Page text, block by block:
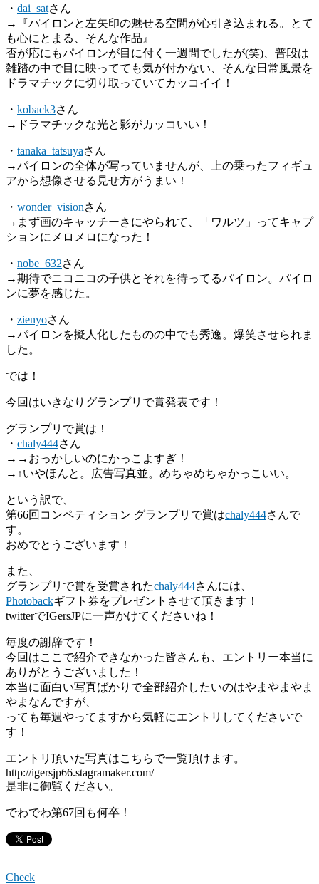
・ dai_satさん
→『パイロンと左矢印の魅せる空間が心引き込まれる。とて
も心にとまる、そんな作品』
否が応にもパイロンが目に付く一週間でしたが(笑)、普段は
雑踏の中で目に映ってても気が付かない、そんな日常風景を
ドラマチックに切り取っていてカッコイイ！
・ koback3さん
→ドラマチックな光と影がカッコいい！
・ tanaka_tatsuyaさん
→パイロンの全体が写っていませんが、上の乗ったフィギュ
アから想像させる見せ方がうまい！
・ wonder_visionさん
→まず画のキャッチーさにやられて、「ワルツ」ってキャプ
ションにメロメロになった！
・ nobe_632さん
→期待でニコニコの子供とそれを待ってるパイロン。パイロ
ンに夢を感じた。
・ zienyoさん
→パイロンを擬人化したものの中でも秀逸。爆笑させられま
した。
では！
今回はいきなりグランプリで賞発表です！
グランプリで賞は！
・ chaly444さん
→→おっかしいのにかっこよすぎ！
→↑いやほんと。広告写真並。めちゃめちゃかっこいい。
という訳で、
第66回コンペティション グランプリで賞はchaly444さんで
す。
おめでとうございます！
また、
グランプリで賞を受賞されたchaly444さんには、
Photobackギフト券をプレゼントさせて頂きます！
twitterでIGersJPに一声かけてくださいね！
毎度の謝辞です！
今回はここで紹介できなかった皆さんも、エントリー本当に
ありがとうございました！
本当に面白い写真ばかりで全部紹介したいのはやまやまやま
やまなんですが、
っても毎週やってますから気軽にエントリしてくださいで
す！
エントリ頂いた写真はこちらで一覧頂けます。
http://igersjp66.stagramaker.com/
是非に御覧ください。
でわでわ第67回も何卒！
Check